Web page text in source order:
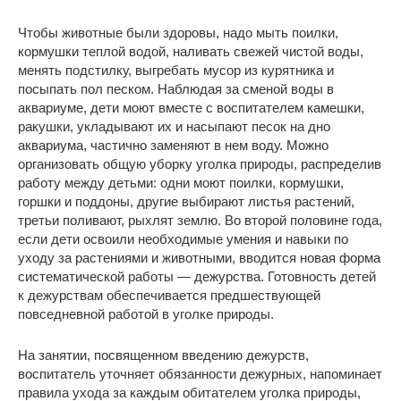
Чтобы животные были здоровы, надо мыть поилки,
кормушки теплой водой, наливать свежей чистой воды,
менять подстилку, выгребать мусор из курятника и
посыпать пол песком. Наблюдая за сменой воды в
аквариуме, дети моют вместе с воспитателем камешки,
ракушки, укладывают их и насыпают песок на дно
аквариума, частично заменяют в нем воду. Можно
организовать общую уборку уголка природы, распределив
работу между детьми: одни моют поилки, кормушки,
горшки и поддоны, другие выбирают листья растений,
третьи поливают, рыхлят землю. Во второй половине года,
если дети освоили необходимые умения и навыки по
уходу за растениями и животными, вводится новая форма
систематической работы ― дежурства. Готовность детей
к дежурствам обеспечивается предшествующей
повседневной работой в уголке природы.
На занятии, посвященном введению дежурств,
воспитатель уточняет обязанности дежурных, напоминает
правила ухода за каждым обитателем уголка природы,